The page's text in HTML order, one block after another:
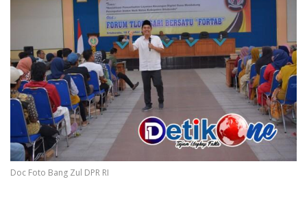
Doc Foto Bang Zul DPR RI